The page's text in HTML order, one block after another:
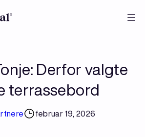
Derfor valgte
terrassebord
februar 19, 2026